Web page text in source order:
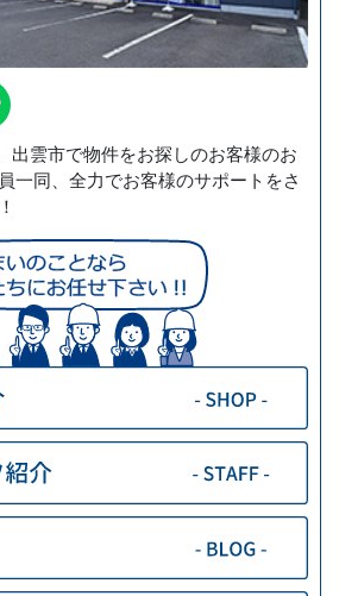
雲市で物件をお探しのお客様のお
一同、全力でお客様のサポートをさ